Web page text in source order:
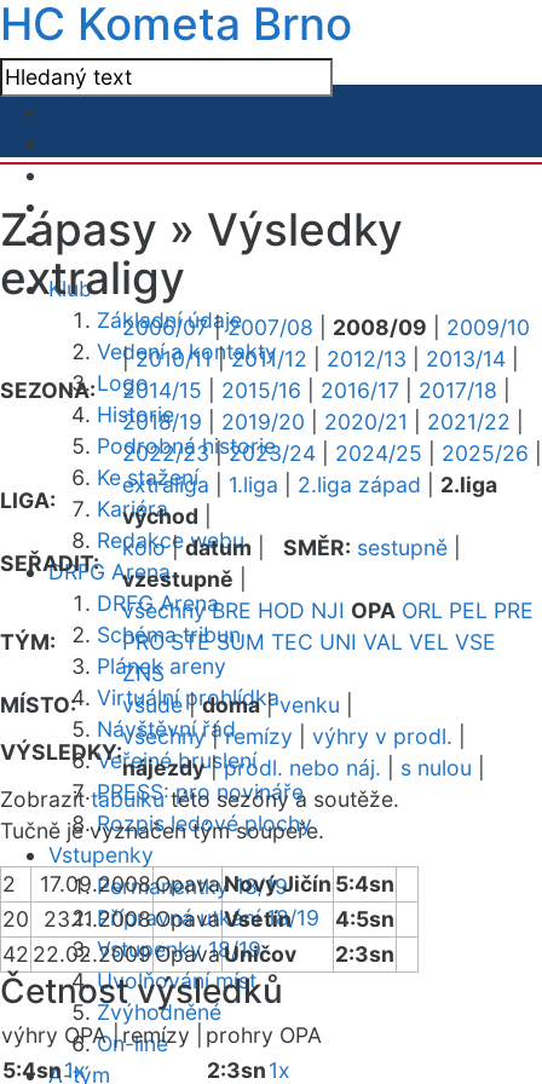
HC Kometa Brno
Klub
Základní údaje
Vedení a kontakty
Logo
Historie
Podrobná historie
Ke stažení
Kariéra
Redakce webu
DRFG Arena
DRFG Arena
Schéma tribun
Plánek areny
Virtuální prohlídka
Návštěvní řád
Veřejné bruslení
PRESS: pro novináře
Rozpis ledové plochy
Vstupenky
Permanentky 18/19
Přípravná utkání 18/19
Vstupenky 18/19
Uvolňování míst
Zvýhodněné
On-line
A-tým
Zápasy » Výsledky
extraligy
SEZONA:
2006/07|2007/08 2008/09
2009/10
|2010/11|2011/12 2012/13 2013/14
2014/15
2015/16 2016/17 2017/18
2018/19
2019/20 2020/21 2021/22
2022/23|2023/24 2024/25 2025/26
LIGA:
extraliga 1.liga 2.liga západ
2.liga
východ
SEŘADIT:
kolo|datum SMĚR: sestupně
vzestupně
TÝM:
všechny BRE HOD NJI OPA ORL PEL PRE
PRO STE SUM TEC UNI VAL VEL VSE
ZNS
MÍSTO:
všude|doma|venku
VÝSLEDKY:
všechny|remízy výhry v prodl.
nájezdy|prodl. nebo náj. s nulou
Zobrazittabulkutéto sezóny a soutěže.
Tučně je vyznačen tým soupeře.
2 17.09.2008OpavaNový Jičín 5:4sn
20
23.11.2008OpavaVsetín
4:5sn
42 22.02.2009OpavaUničov 2:3sn
Četnost výsledků
výhry OPA |remízy |
prohry OPA
5:4sn1x 2:3sn1x